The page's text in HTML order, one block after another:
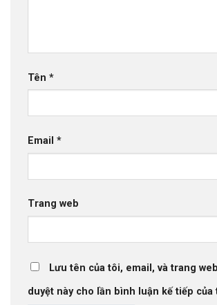
Tên *
Email *
Trang web
Lưu tên của tôi, email, và trang
duyệt này cho lần bình luận kế tiếp của